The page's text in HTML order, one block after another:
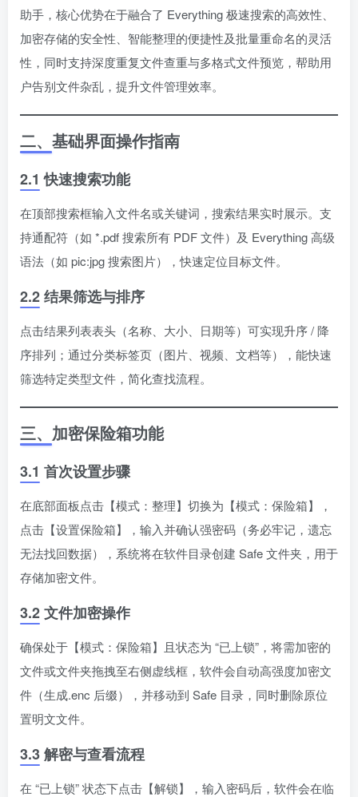
助手，核心优势在于融合了 Everything 极速搜索的高效性、
加密存储的安全性、智能整理的便捷性及批量重命名的灵活
性，同时支持深度重复文件查重与多格式文件预览，帮助用
户告别文件杂乱，提升文件管理效率。
二、基础界面操作指南
2.1 快速搜索功能
在顶部搜索框输入文件名或关键词，搜索结果实时展示。支
持通配符（如 *.pdf 搜索所有 PDF 文件）及 Everything 高级
语法（如 pic:jpg 搜索图片），快速定位目标文件。
2.2 结果筛选与排序
点击结果列表表头（名称、大小、日期等）可实现升序 / 降
序排列；通过分类标签页（图片、视频、文档等），能快速
筛选特定类型文件，简化查找流程。
三、加密保险箱功能
3.1 首次设置步骤
在底部面板点击【模式：整理】切换为【模式：保险箱】，
点击【设置保险箱】，输入并确认强密码（务必牢记，遗忘
无法找回数据），系统将在软件目录创建 Safe 文件夹，用于
存储加密文件。
3.2 文件加密操作
确保处于【模式：保险箱】且状态为 “已上锁”，将需加密的
文件或文件夹拖拽至右侧虚线框，软件会自动高强度加密文
件（生成.enc 后缀），并移动到 Safe 目录，同时删除原位
置明文文件。
3.3 解密与查看流程
在 “已上锁” 状态下点击【解锁】，输入密码后，软件会在临